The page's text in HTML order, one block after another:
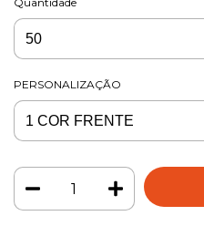
PERSONALIZAÇÃO